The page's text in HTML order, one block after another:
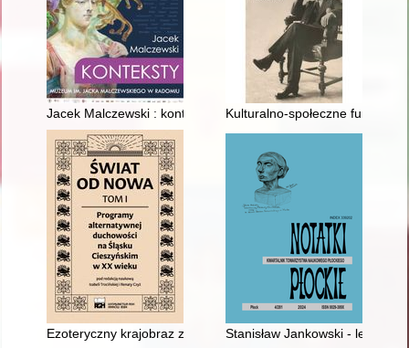
Jacek Malczewski : konteksty Kulturalno-społeczne funkcje
Ezoteryczny krajobraz zdrowia i uzdrawiania Wisły jako
Stanisław Jankowski -